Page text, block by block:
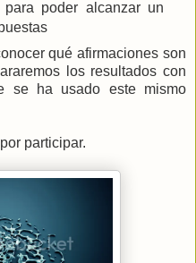
para poder alcanzar un
qué afirmaciones son
los resultados con
se ha usado este mismo
participar.